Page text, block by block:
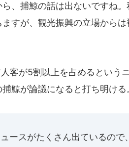
、捕鯨の話は出ないですね
すが、観光振興の立場から
客が5割以上を占めるという
鯨が論議になると打ち明ける
ュースがたくさん出ているの